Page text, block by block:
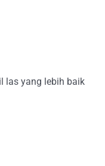
las yang lebih baik